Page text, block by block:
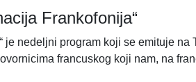
Frankofonija“
je nedeljni program koji se emituje na
francuskog koji nam, na